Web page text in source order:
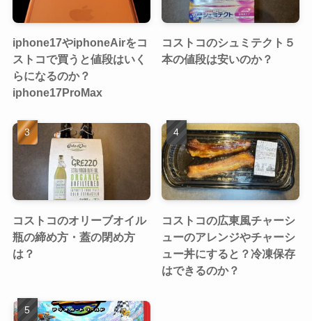
iphone17やiphoneAirをコ
ストコで買うと値段はいく
らになるのか？
iphone17ProMax
コストコのシュミテクト５
本の値段は安いのか？
コストコのオリーブオイル
瓶の締め方・蓋の閉め方
は？
コストコの広東風チャーシ
ューのアレンジやチャーシ
ュー丼にすると？冷凍保存
はできるのか？